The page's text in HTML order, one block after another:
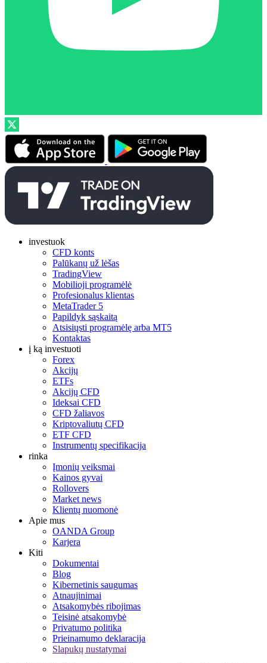
investuok
CFD konts
Palūkanų už lėšas
TradingView
Mobilioji programėlė
Profesionalus klientas
MetaTrader 5
Papildyk sąskaitą
Atsisiųsti programėlę arba MT5
Kontaktas
į ką investuoti
Forex
Akcijų
ETFs
Akcijų CFD
Ideksai CFD
CFD žaliavos
Kriptovaliutų CFD
ETF CFD
Instrumentų specifikacija
rinka
Įmonių veiksmai
Kainos gyvai
Rollovers
Market news
Klientų nuomonė
Apie mus
OANDA Group
Karjera
Kiti
Dokumentai
Blog
Kibernetinis saugumas
Atnaujinimai
Atsakomybės ribojimas
Teisinė atsakomybė
Privatumo politika
Prieinamumo deklaracija
Slapukų nustatymai